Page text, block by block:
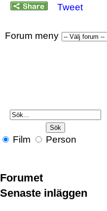
Tweet
Forum meny
Film Person
Forumet
Senaste inläggen